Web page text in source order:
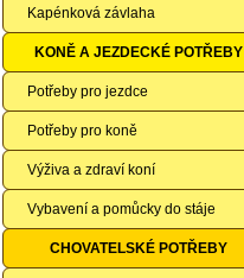
Kapénková závlaha
KONĚ A JEZDECKÉ POTŘEBY
Potřeby pro jezdce
Potřeby pro koně
Výživa a zdraví koní
Vybavení a pomůcky do stáje
CHOVATELSKÉ POTŘEBY